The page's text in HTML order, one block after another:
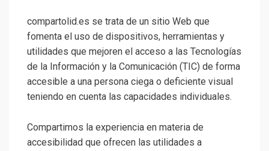
compartolid.es se trata de un sitio Web que
fomenta el uso de dispositivos, herramientas y
utilidades que mejoren el acceso a las Tecnologías
de la Información y la Comunicación (TIC) de forma
accesible a una persona ciega o deficiente visual
teniendo en cuenta las capacidades individuales.
Compartimos la experiencia en materia de
accesibilidad que ofrecen las utilidades a